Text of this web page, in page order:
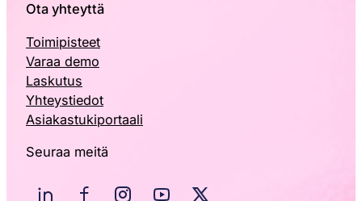
Ota yhteyttä
Toimipisteet
Varaa demo
Laskutus
Yhteystiedot
Asiakastukiportaali
Seuraa meitä